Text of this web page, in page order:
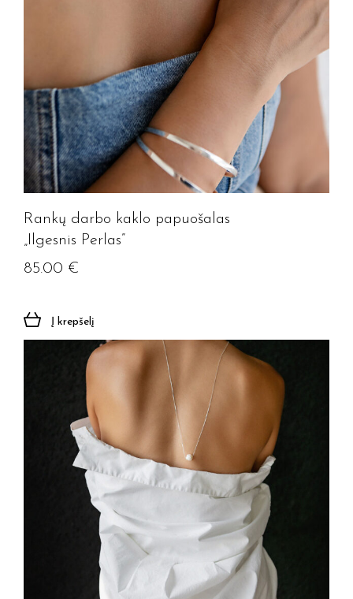
Rankų darbo kaklo papuošalas
„Ilgesnis Perlas”
85.00 €
Į krepšelį
Jūsų el. paštas
Prenumeruoti